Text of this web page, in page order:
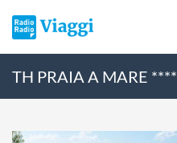
TH PRAIA A MARE ****